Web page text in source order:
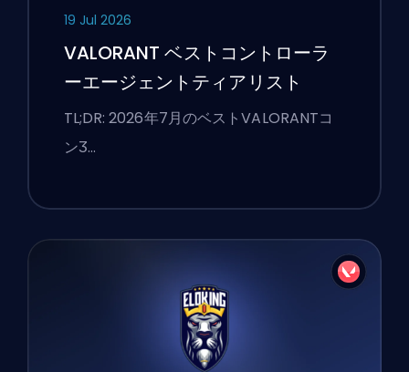
19 Jul 2026
VALORANT ベストコントローラ
ーエージェントティアリスト
TL;DR: 2026年7月のベストVALORANTコ
ンӠ…